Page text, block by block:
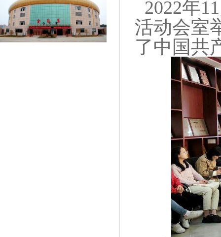
2022年
活动会室
了中国共